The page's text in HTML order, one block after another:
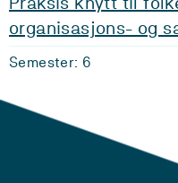
organisasjons- og
Semester: 6